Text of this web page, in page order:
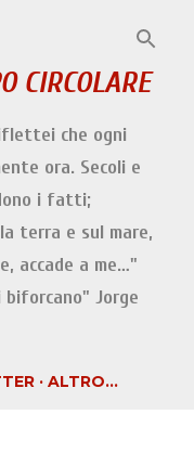
CIRCOLARE
che ogni
ora. Secoli e
i fatti;
terra e sul mare,
accade a me…"
Jorge
ALTRO…